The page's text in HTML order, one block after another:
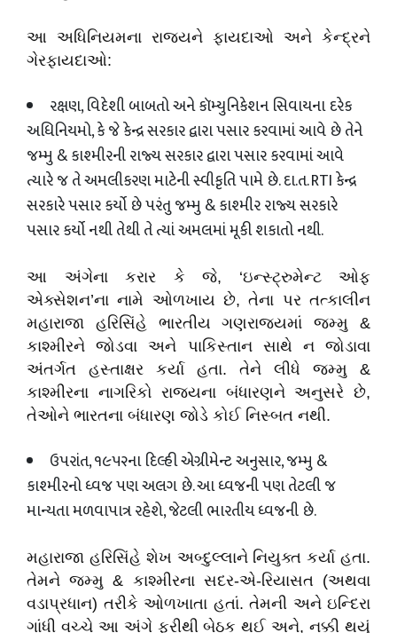
આ અધિનિયમના રાજ્યને ફાયદાઓ અને કેન્દ્રને
ગેરફાયદાઓ:
રક્ષણ,વિદેશી બાબતો અને કૉમ્યુનિકેશન સિવાયના દરેક
અધિનિયમો,કે જે કેન્દ્ર સરકાર દ્વારા પસાર કરવામાં આવે છે તેને
જમ્મુ&કાશ્મીરની રાજ્ય સરકાર દ્વારા પસાર કરવામાં આવે
ત્યારે જ તે અમલીકરણ માટેની સ્વીકૃતિ પામે છે. દા.ત.RTIકેન્દ્ર
સરકારે પસાર કર્યો છે પરંતુ જમ્મુ&કાશ્મીર રાજ્ય સરકારે
પસાર કર્યો નથી તેથી તે ત્યાં અમલમાં મૂકી શકાતો નથી.
આ અંગેના કરાર કે જે, ‘ઇન્સ્ટ્રુમેન્ટ ઓફ
એક્સેશન’ના નામે ઓળખાય છે,તેના પર તત્કાલીન
મહારાજા હરિસિંહે ભારતીય ગણરાજ્યમાં જમ્મુ &
કાશ્મીરને જોડવા અને પાકિસ્તાન સાથે ન જોડાવા
અંતર્ગત હસ્તાક્ષર કર્યા હતા. તેને લીધે જમ્મુ &
કાશ્મીરના નાગરિકો રાજ્યના બંધારણને અનુસરે છે,
તેઓને ભારતના બંધારણ જોડે કોઈ નિસ્બત નથી.
ઉપરાંત,૧૯૫૨ના દિલ્હી એગ્રીમેન્ટ અનુસાર,જમ્મુ&
કાશ્મીરનો ધ્વજ પણ અલગ છે. આ ધ્વજની પણ તેટલી જ
માન્યતા મળવાપાત્ર રહેશે,જેટલી ભારતીય ધ્વજની છે.
મહારાજા હરિસિંહે શેખ અબ્દુલ્લાને નિયુક્ત કર્યા હતા.
તેમને જમ્મુ & કાશ્મીરના સદર-એ-રિયાસત (અથવા
વડાપ્રધાન) તરીકે ઓળખાતા હતાં. તેમની અને ઇન્દિરા
ગાંધી વચ્ચે આ અંગે ફરીથી બેઠક થઈ અને,નક્કી થયું